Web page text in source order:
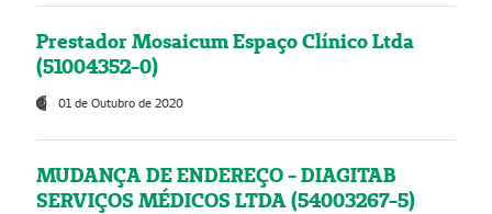
Prestador Mosaicum Espaço Clínico Ltda
(51004352-0)
01 de Outubro de 2020
MUDANÇA DE ENDEREÇO - DIAGITAB
SERVIÇOS MÉDICOS LTDA (54003267-5)